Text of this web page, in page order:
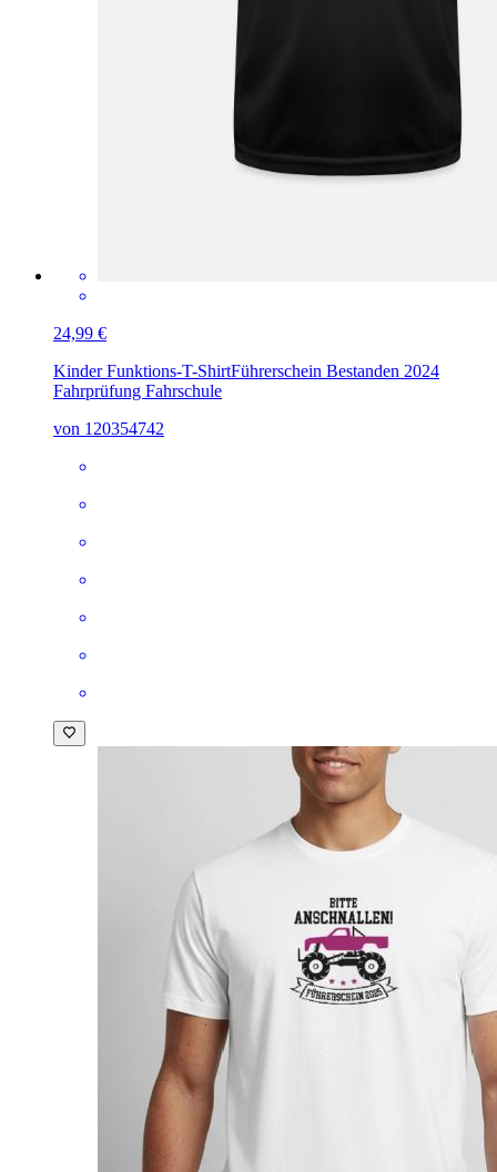
24,99 €
Kinder Funktions-T-ShirtFührerschein Bestanden 2024
Fahrprüfung Fahrschule
von 120354742